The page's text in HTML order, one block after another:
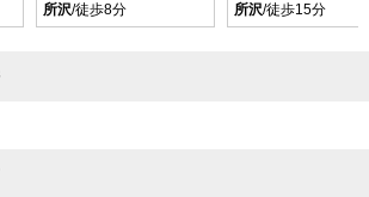
所沢/徒歩8分
所沢/徒歩15分